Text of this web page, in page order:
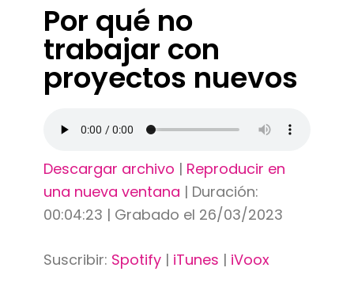
Por qué no
trabajar con
proyectos nuevos
Descargar archivo | Reproducir en
una nueva ventana | Duración:
00:04:23 | Grabado el 26/03/2023
Suscribir: Spotify| iTunes | iVoox